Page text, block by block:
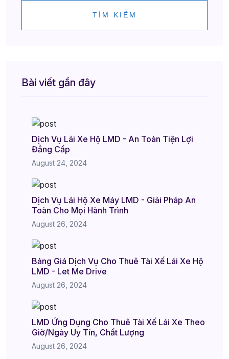
TÌM KIẾM
Bài viết gần đây
Dịch Vụ Lái Xe Hộ LMD - An Toàn Tiện Lợi
Đẳng Cấp
August 24, 2024
Dịch Vụ Lái Hộ Xe Máy LMD - Giải Pháp An
Toàn Cho Mọi Hành Trình
August 26, 2024
Bảng Giá Dịch Vụ Cho Thuê Tài Xế Lái Xe Hộ
LMD - Let Me Drive
August 26, 2024
LMD Ứng Dụng Cho Thuê Tài Xế Lái Xe Theo
Giờ/Ngày Uy Tín, Chất Lượng
August 26, 2024